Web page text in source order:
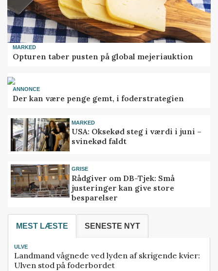
MARKED
Opturen taber pusten på global mejeriauktion
ANNONCE
Der kan være penge gemt, i foderstrategien
MARKED
USA: Oksekød steg i værdi i juni –
svinekød faldt
GRISE
Rådgiver om DB-Tjek: Små
justeringer kan give store
besparelser
MEST LÆSTE SENESTE NYT
ULVE
Landmand vågnede ved lyden af skrigende kvier:
Ulven stod på foderbordet